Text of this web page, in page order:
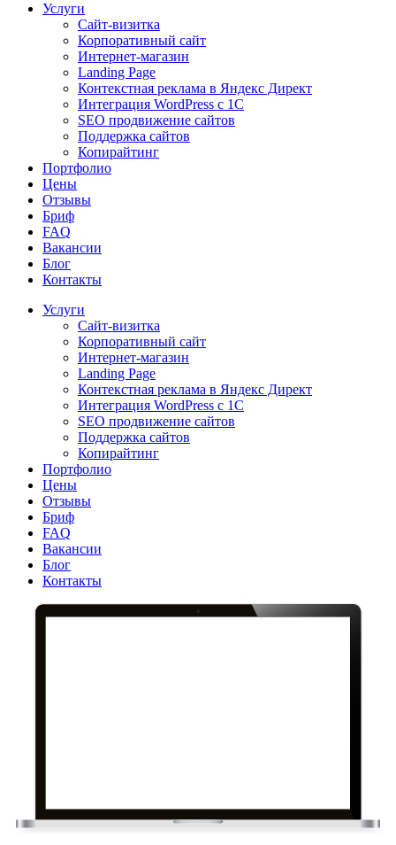
Услуги
Сайт-визитка
Корпоративный сайт
Интернет-магазин
Landing Page
Контекстная реклама в Яндекс Директ
Интеграция WordPress c 1C
SEO продвижение сайтов
Поддержка сайтов
Копирайтинг
Портфолио
Цены
Отзывы
Бриф
FAQ
Вакансии
Блог
Контакты
Услуги
Сайт-визитка
Корпоративный сайт
Интернет-магазин
Landing Page
Контекстная реклама в Яндекс Директ
Интеграция WordPress c 1C
SEO продвижение сайтов
Поддержка сайтов
Копирайтинг
Портфолио
Цены
Отзывы
Бриф
FAQ
Вакансии
Блог
Контакты